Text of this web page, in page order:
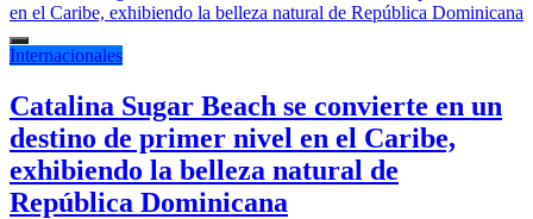
Internacionales
Catalina Sugar Beach se convierte en un
destino de primer nivel en el Caribe,
exhibiendo la belleza natural de
República Dominicana